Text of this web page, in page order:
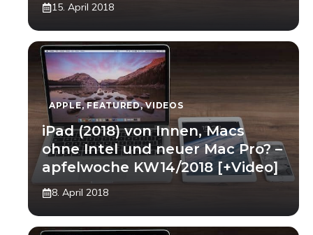
15. April 2018
APPLE,FEATURED,VIDEOS
iPad (2018) von Innen, Macs
ohne Intel und neuer Mac Pro? –
apfelwoche KW14/2018 [+Video]
8. April 2018